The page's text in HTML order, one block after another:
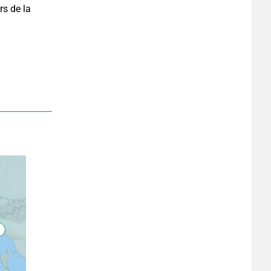
de la